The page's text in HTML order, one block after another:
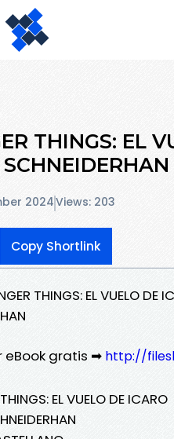
THINGS: EL
2024Views: 203
Copy Shortlink
THINGS: EL VUELO
eBook gratis ➡ http://
EL VUELO DE ICARO